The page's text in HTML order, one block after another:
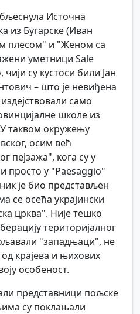
Источна
из Бугарске (Иван
плесом" и "Женом са
уметници Salе
су кустоси били Јан
– што је невиђена
само
школе из
таквом окружењу
осим већ
пејзажа", кога су у
просто у "Paesaggio"
је био представљен
се осећа украјински
црква". Није тешко
територијалног
"западњаци", не
крајева и њихових
особеност.
представници пољске
су поклањали